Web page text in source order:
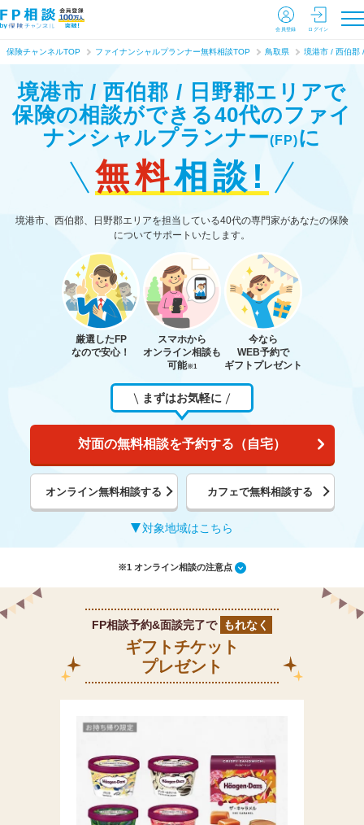
会員登録 ログイン
保険チャンネルTOP ファイナンシャルプランナー無料相談TOP 鳥取県 境港市 / 西伯郡
境港市 / 西伯郡 / 日野郡エリアで
保険の相談ができる40代のファイ
ナンシャルプランナー(FP)に
無料相談!
境港市、西伯郡、日野郡エリアを担当している40代の専門家があなたの保険
についてサポートいたします。
厳選したFP
なので安心！
スマホから
オンライン相談も
可能※1
今なら
WEB予約で
ギフトプレゼント
まずはお気軽に
対面の無料相談を予約する（自宅）
オンライン無料相談する カフェで無料相談する
対象地域はこちら
※1 オンライン相談の注意点
FP相談予約&面談完了で もれなく
ギフトチケット
プレゼント